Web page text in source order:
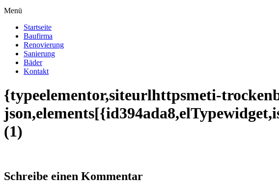
Menü
Startseite
Baufirma
Renovierung
Sanierung
Bäder
Kontakt
{typeelementor,siteurlhttpsmeti-
(1)
Schreibe einen Kommentar